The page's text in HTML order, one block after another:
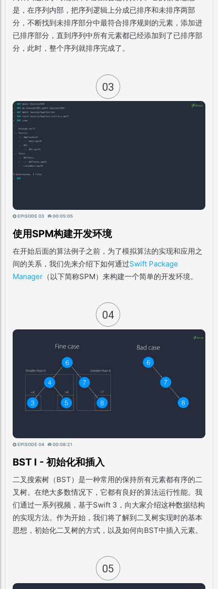
是，在序列内部， 把序列逻辑上分成已排序和未排序两部
分 ，不断找到未排序部分中最符合排序规则的元素，添加进
已排序部分， 直到序列中所有元素都已经添加到了已排序部
分，此时，整个序列就排序完成了。
03
EPISODE 03 00:05:05
使用SPM构建开发环境
在开始后面的算法例子之前，为了模拟算法的实现和应用之
间的关系，我们先来介绍下如何通过Swift Package
Manager （以下简称SPM）来构建一个简单的开发环境。
04
EPISODE 04 00:08:21
BST I - 初始化和插入
二叉搜索树（BST）是一种常用的保持所有元素都有序的二
叉树。在绝大多数情况下，它都有良好的算法运行性能。我
们通过一系列视频，基于Swift 3，向大家介绍这种数据结构
的实现方法。作为开始，我们将了解到二叉树实现时的基本
思想，初始化二叉树的方式，以及如何向BST中插入元素。
05